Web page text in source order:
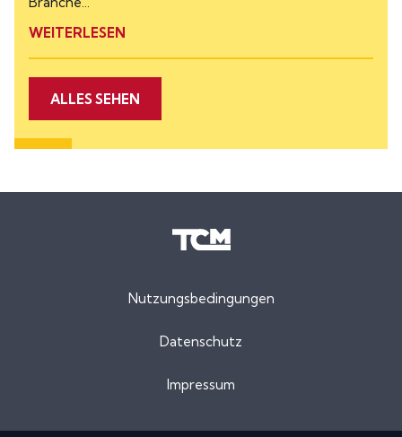
WEITERLESEN
ALLES SEHEN
Nutzungsbedingungen
Datenschutz
Impressum